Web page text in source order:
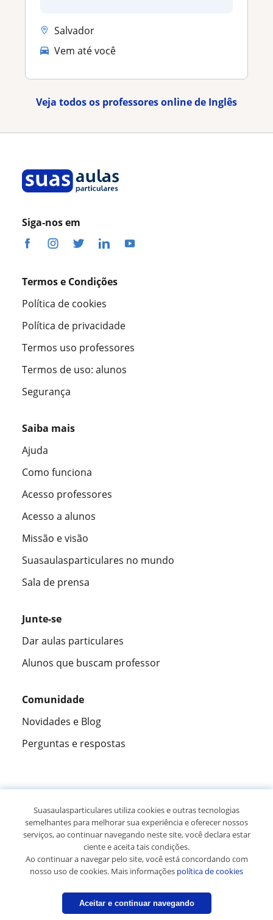
Salvador
Vem até você
Veja todos os professores online de Inglês
Siga-nos em
Termos e Condições
Política de cookies
Política de privacidade
Termos uso professores
Termos de uso: alunos
Segurança
Saiba mais
Ajuda
Como funciona
Acesso professores
Acesso a alunos
Missão e visão
Suasaulasparticulares no mundo
Sala de prensa
Junte-se
Dar aulas particulares
Alunos que buscam professor
Comunidade
Novidades e Blog
Perguntas e respostas
305883opiniões de alunos
© 2007 - 2026 Suas aulas particulares
Mapa do site:Professores particulares
Suasaulasparticulares utiliza cookies e outras tecnologias
semelhantes para melhorar sua experiência e oferecer nossos
serviços, ao continuar navegando neste site, você declara estar
ciente e aceita tais condições.
Ao continuar a navegar pelo site, você está concordando com
nosso uso de cookies. Mais informações política de cookies
Aceitar e continuar navegando